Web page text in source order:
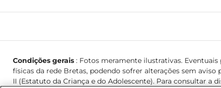
Condições gerais: Fotos meramente ilustrativas. Eventuais
físicas da rede Bretas, podendo sofrer alterações sem aviso
II (Estatuto da Criança e do Adolescente). Para consultar a